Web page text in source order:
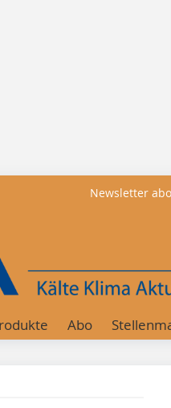
Newsletter
Abo